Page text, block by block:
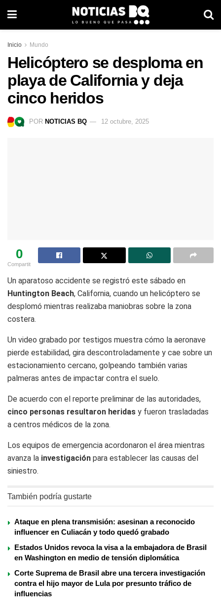
Inicio Mundo
Helicóptero se desploma en
playa de California y deja
cinco heridos
POR NOTICIAS BQ 12 octubre, 2025
0
Compartit
Un aparatoso accidente se registró este sábado en
Huntington Beach, California, cuando un helicóptero se
desplomó mientras realizaba maniobras sobre la zona
costera.
Un video grabado por testigos muestra cómo la aeronave
pierde estabilidad, gira descontroladamente y cae sobre un
estacionamiento cercano, golpeando también varias
palmeras antes de impactar contra el suelo.
De acuerdo con el reporte preliminar de las autoridades,
cinco personas resultaron heridas y fueron trasladadas
a centros médicos de la zona.
Los equipos de emergencia acordonaron el área mientras
avanza la investigación para establecer las causas del
siniestro.
También podría gustarte
Ataque en plena transmisión: asesinan a reconocido
influencer en Culiacán y todo quedó grabado
Estados Unidos revoca la visa a la embajadora de Brasil
en Washington en medio de tensión diplomática
Corte Suprema de Brasil abre una tercera investigación
contra el hijo mayor de Lula por presunto tráfico de
influencias